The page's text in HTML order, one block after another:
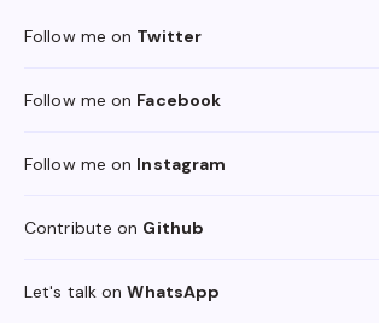
Follow me on Twitter
Follow me on Facebook
Follow me on Instagram
Contribute on Github
Let's talk onWhatsApp